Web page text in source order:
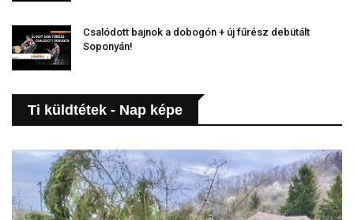
Csalódott bajnok a dobogón + új fűrész debütált
Soponyán!
Ti küldtétek - Nap képe